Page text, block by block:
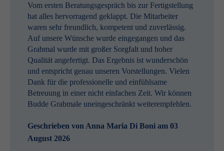
Vom ersten Beratungsgespräch bis zur Fertigstellung
hat alles hervorragend geklappt. Die Mitarbeiter
waren sehr freundlich, kompetent und zuverlässig.
Auf unsere Wünsche wurde eingegangen und das
Grabmal wurde mit großer Sorgfalt und hoher
Qualität angefertigt. Das Ergebnis ist wunderschön
und entspricht genau unseren Vorstellungen. Vielen
Dank für die professionelle und einfühlsame
Betreuung in einer nicht einfachen Zeit. Wir können
Budde Grabmale uneingeschränkt weiterempfehlen.
Geschrieben von Anna Maria Di Boni am 03
August 2026